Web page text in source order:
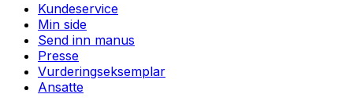
Kundeservice
Min side
Send inn manus
Presse
Vurderingseksemplar
Ansatte